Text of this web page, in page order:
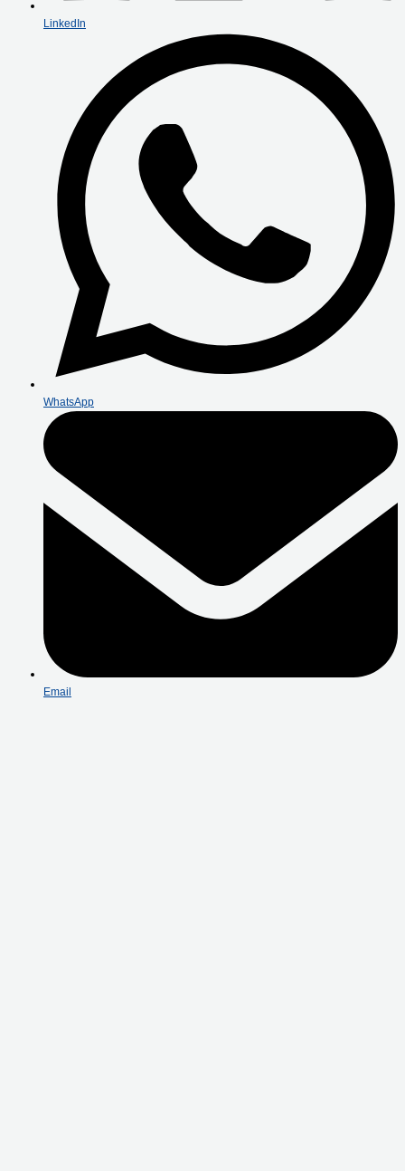
LinkedIn
WhatsApp
Email